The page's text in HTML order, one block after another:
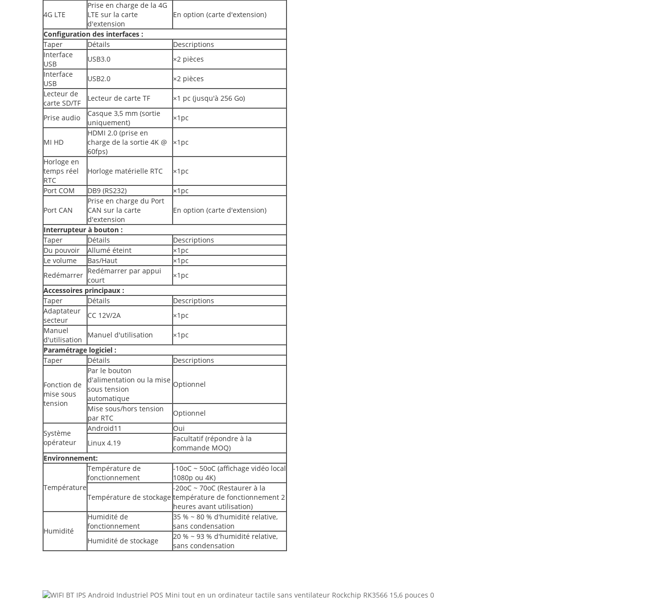
4G LTE
Prise en charge de la 4G
LTE sur la carte
d'extension
En option (carte d'extension)
Configuration des interfaces :
Taper
Détails
Descriptions
Interface
USB
USB3.0
×2 pièces
Interface
USB
USB2.0
×2 pièces
Lecteur de
carte SD/TF
Lecteur de carte TF ×1 pc (jusqu'à 256 Go)
Prise audio
Casque 3,5 mm (sortie
uniquement)
×1pc
MI HD
HDMI 2.0 (prise en
charge de la sortie 4K @
60fps)
×1pc
Horloge en
temps réel
RTC
Horloge matérielle RTC ×1pc
Port COM DB9 (RS232) ×1pc
Port CAN
Prise en charge du Port
CAN sur la carte
d'extension
En option (carte d'extension)
Interrupteur à bouton :
Taper
Détails
Descriptions
Du pouvoir
Allumé éteint
×1pc
Le volume
Bas/Haut
×1pc
Redémarrer Redémarrer par appui
court
×1pc
Accessoires principaux :
Taper
Détails
Descriptions
Adaptateur
secteur
CC 12V/2A
×1pc
Manuel
d'utilisation
Manuel d'utilisation
×1pc
Paramétrage logiciel :
Taper
Détails Descriptions
Fonction de
mise sous
tension
Par le bouton
d'alimentation ou la mise
sous tension
automatique
Optionnel
Mise sous/hors tension
par RTC
Optionnel
Système
opérateur
Android11
Oui
Linux 4.19
Facultatif (répondre à la
commande MOQ)
Environnement:
Température
Température de
fonctionnement
-10oC ~ 50oC (affichage vidéo local
1080p ou 4K)
Température de stockage
-20oC ~ 70oC (Restaurer à la
température de fonctionnement 2
heures avant utilisation)
Humidité
Humidité de
fonctionnement
35 % ~ 80 % d'humidité relative,
sans condensation
Humidité de stockage
20 % ~ 93 % d'humidité relative,
sans condensation